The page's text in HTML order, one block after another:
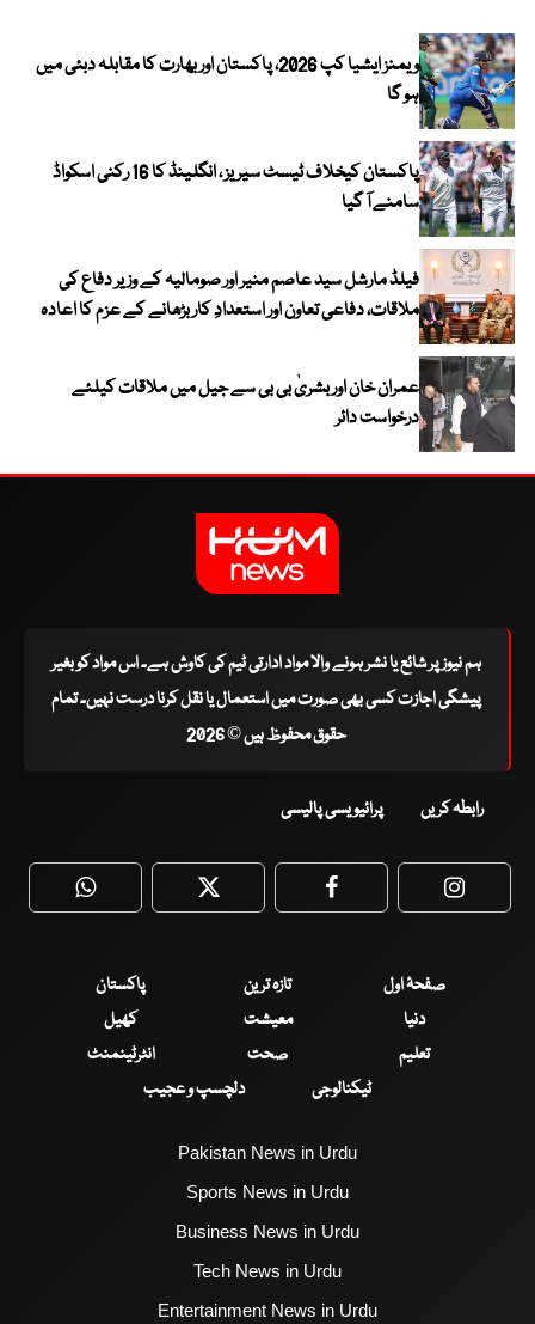
ویمنز ایشیا کپ 2026، پاکستان اور بھارت کا مقابلہ دبئی میں
ہو گا
پاکستان کیخلاف ٹیسٹ سیریز ، انگلینڈ کا 16 رکنی اسکواڈ
سامنے آ گیا
فیلڈ مارشل سید عاصم منیر اور صومالیہ کے وزیر دفاع کی
ملاقات، دفاعی تعاون اور استعدادِ کار بڑھانے کے عزم کا اعادہ
عمران خان اور بشریٰ بی بی سے جیل میں ملاقات کیلئے
درخواست دائر
ہم نیوز پر شائع یا نشر ہونے والا مواد ادارتی ٹیم کی کاوش ہے۔ اس مواد کو بغیر
پیشگی اجازت کسی بھی صورت میں استعمال یا نقل کرنا درست نہیں۔ تمام
حقوق محفوظ ہیں © 2026
رابطہ کریں پرائیویسی پالیسی
WhatsApp Twitter Facebook
صفحۂ اول تازہ ترین
پاکستان
دنیا
معیشت
کھیل
تعلیم
صحت
انٹرٹینمنٹ
ٹیکنالوجی
دلچسپ و عجیب
Pakistan News in Urdu
Sports News in Urdu
Business News in Urdu
Tech News in Urdu
Entertainment News in Urdu